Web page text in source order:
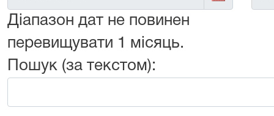
Діапазон дат не повинен
перевищувати 1 місяць.
Пошук (за текстом):